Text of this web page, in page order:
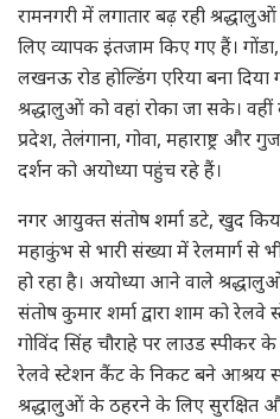
रामनगरी में लगातार बढ़ रही
लिए व्यापक इंतजाम किए गए हैं।
लखनऊ रोड होल्डिंग एरिया बना
श्रद्धालुओं को वहां रोका जा सके।
प्रदेश, तेलंगाना, गोवा, महाराष्ट्र और
दर्शन को अयोध्या पहुंच रहे हैं।
नगर आयुक्त संतोष शर्मा डटे, खुद
महाकुंभ से भारी संख्या में रेलमार्ग से
हो रहा है। अयोध्या आने वाले
संतोष कुमार शर्मा द्वारा शाम को
गोविंद सिंह चौराहे पर लाउड
रेलवे स्टेशन कैंट के निकट बने आश्रय
श्रद्धालुओं के ठहरने के लिए सुरक्षित